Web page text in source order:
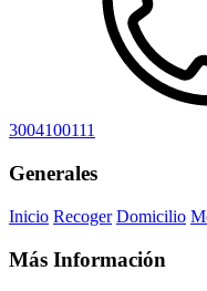
3004100111
Generales
Inicio Recoger Domicilio
Más Información